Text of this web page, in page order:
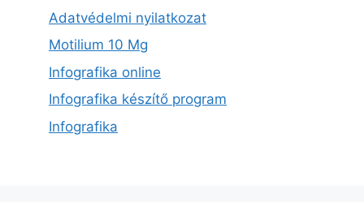
Adatvédelmi nyilatkozat
Motilium 10 Mg
Infografika online
Infografika készítő program
Infografika